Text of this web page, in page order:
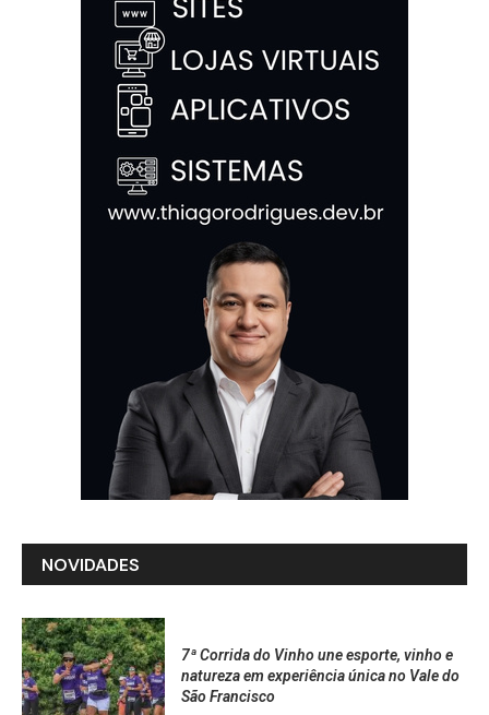
NOVIDADES
7ª Corrida do Vinho une esporte, vinho e
natureza em experiência única no Vale do
São Francisco